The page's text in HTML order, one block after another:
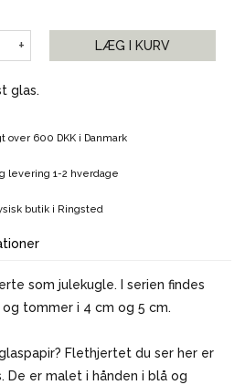
+ LÆG I KURV
glas.
over 600 DKK i Danmark
levering 1-2 hverdage
butik i Ringsted
som julekugle. I serien findes
tommer i 4 cm og 5 cm.
Flethjertet du ser her er
er malet i hånden i blå og